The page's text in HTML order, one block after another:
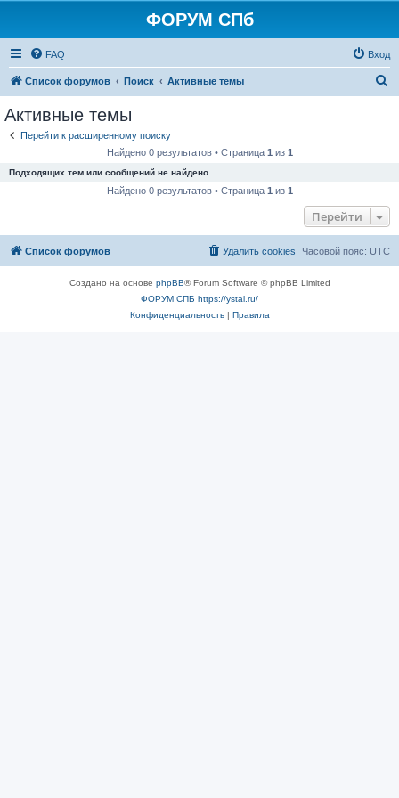
ФОРУМ СПб
FAQ Вход
Список форумов Поиск Активные темы
Активные темы
Перейти к расширенному поиску
Найдено 0 результатов • Страница 1 из 1
Подходящих тем или сообщений не найдено.
Найдено 0 результатов • Страница 1 из 1
Перейти
Список форумов Часовой пояс: UTC
Удалить cookies
Создано на основе phpBB® Forum Software © phpBB Limited
ФОРУМ СПБ https://ystal.ru/
Конфиденциальность| Правила